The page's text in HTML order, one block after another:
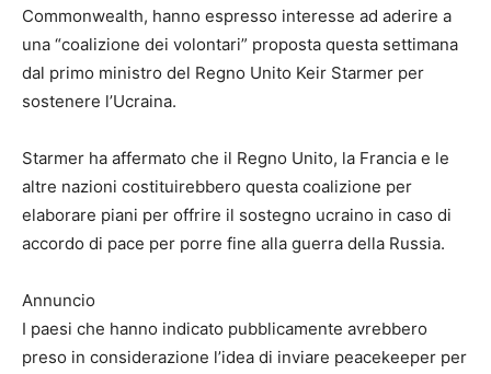
Commonwealth, hanno espresso interesse ad aderire a
una “coalizione dei volontari” proposta questa settimana
dal primo ministro del Regno Unito Keir Starmer per
sostenere l’Ucraina.
Starmer ha affermato che il Regno Unito, la Francia e le
altre nazioni costituirebbero questa coalizione per
elaborare piani per offrire il sostegno ucraino in caso di
accordo di pace per porre fine alla guerra della Russia.
Annuncio
I paesi che hanno indicato pubblicamente avrebbero
preso in considerazione l’idea di inviare peacekeeper per